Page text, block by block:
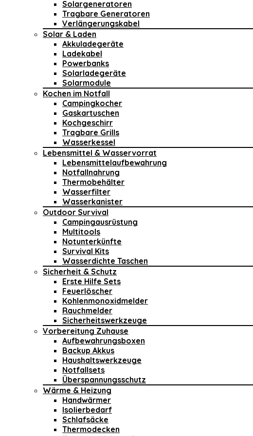
Solargeneratoren
Tragbare Generatoren
Verlängerungskabel
Solar & Laden
Akkuladegeräte
Ladekabel
Powerbanks
Solarladegeräte
Solarmodule
Kochen im Notfall
Campingkocher
Gaskartuschen
Kochgeschirr
Tragbare Grills
Wasserkessel
Lebensmittel & Wasservorrat
Lebensmittelaufbewahrung
Notfallnahrung
Thermobehälter
Wasserfilter
Wasserkanister
Outdoor Survival
Campingausrüstung
Multitools
Notunterkünfte
Survival Kits
Wasserdichte Taschen
Sicherheit & Schutz
Erste Hilfe Sets
Feuerlöscher
Kohlenmonoxidmelder
Rauchmelder
Sicherheitswerkzeuge
Vorbereitung Zuhause
Aufbewahrungsboxen
Backup Akkus
Haushaltswerkzeuge
Notfallsets
Überspannungsschutz
Wärme & Heizung
Handwärmer
Isolierbedarf
Schlafsäcke
Thermodecken